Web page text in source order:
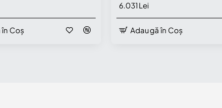
Coș
6.031Lei
Adaugă în Coș